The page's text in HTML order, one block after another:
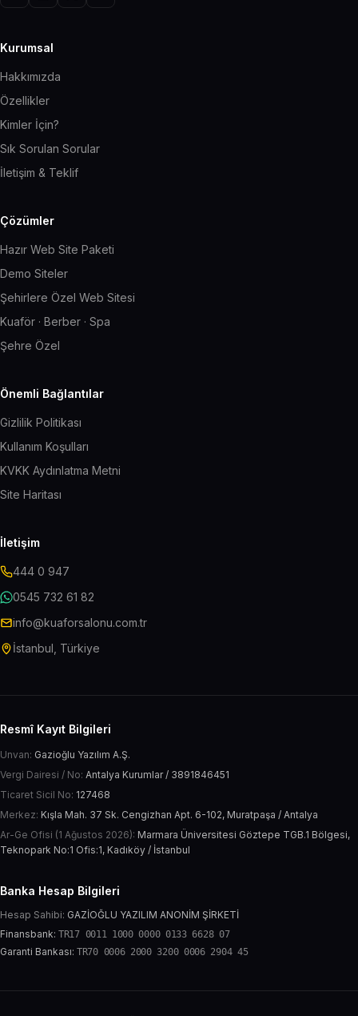
Kurumsal
Hakkımızda
Özellikler
Kimler İçin?
Sık Sorulan Sorular
İletişim & Teklif
Çözümler
Hazır Web Site Paketi
Demo Siteler
Şehirlere Özel Web Sitesi
Kuaför · Berber · Spa
Şehre Özel
Önemli Bağlantılar
Gizlilik Politikası
Kullanım Koşulları
KVKK Aydınlatma Metni
Site Haritası
İletişim
444 0 947
0545 732 61 82
info@kuaforsalonu.com.tr
İstanbul, Türkiye
Resmî Kayıt Bilgileri
Unvan: Gazioğlu Yazılım A.Ş.
Vergi Dairesi / No: Antalya Kurumlar / 3891846451
Ticaret Sicil No: 127468
Merkez: Kışla Mah. 37 Sk. Cengizhan Apt. 6-102, Muratpaşa / Antalya
Ar-Ge Ofisi (1 Ağustos 2026): Marmara Üniversitesi Göztepe TGB.1 Bölgesi,
Teknopark No:1 Ofis:1, Kadıköy / İstanbul
Banka Hesap Bilgileri
Hesap Sahibi: GAZİOĞLU YAZILIM ANONİM ŞİRKETİ
Finansbank: TR17 0011 1000 0000 0133 6628 07
Garanti Bankası: TR70 0006 2000 3200 0006 2904 45